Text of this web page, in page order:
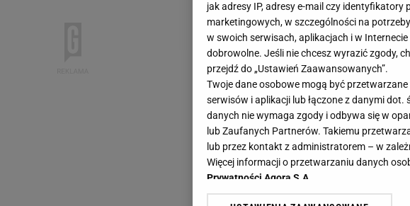
jak adresy IP, adresy e-mail czy
marketingowych, w szczególności na
w swoich serwisach, aplikacjach i w
dobrowolne. Jeśli nie chcesz wyrazić zgody,
przejdź do „Ustawień Zaawansowanych”.
Twoje dane osobowe mogą być
serwisów i aplikacji lub łączone z danymi
danych nie wymaga zgody i odbywa się w
lub Zaufanych Partnerów. Takiemu
lub przez kontakt z administratorem – w
Więcej informacji o przetwarzaniu danych
Prywatności Agora S.A.